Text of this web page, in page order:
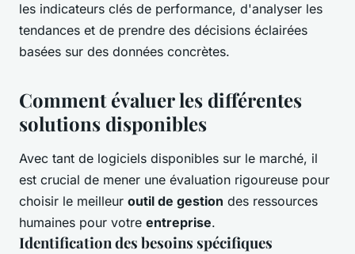
les indicateurs clés de performance, d'analyser les
tendances et de prendre des décisions éclairées
basées sur des données concrètes.
Comment évaluer les différentes
solutions disponibles
Avec tant de logiciels disponibles sur le marché, il
est crucial de mener une évaluation rigoureuse pour
choisir le meilleur outil de gestion des ressources
humaines pour votre entreprise.
Identification des besoins spécifiques